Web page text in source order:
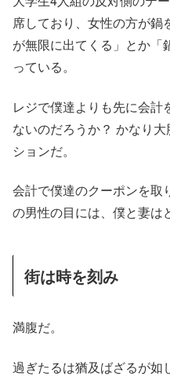
席しており、女性の方が鍋
が無限に出てくる」とか「
っている。
レジで僕達よりも先に会計
ないのだろうか？ かなり
ションだ。
会計で僕達のクーポンを取
の男性の目には、僕と妻は
街は時を刻み
満腹だ。
過ぎたるは猶及ばざるが如